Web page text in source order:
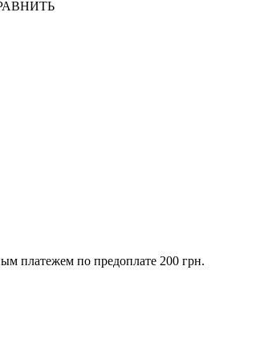
платежем по предоплате 200 грн.